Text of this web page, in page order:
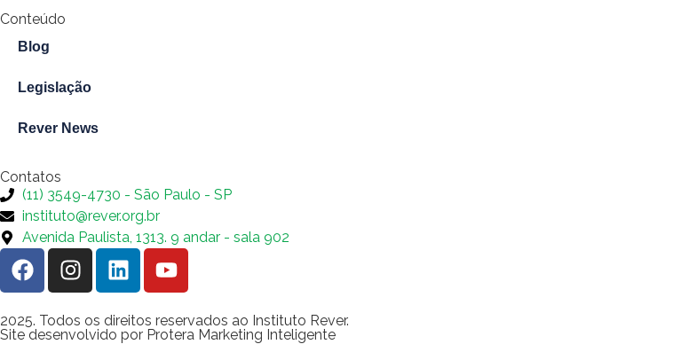
Conteúdo
Blog
Legislação
Rever News
Contatos
(11) 3549-4730 - São Paulo - SP
instituto@rever.org.br
Avenida Paulista, 1313. 9 andar - sala 902
2025. Todos os direitos reservados ao Instituto Rever.
Site desenvolvido por Protera Marketing Inteligente